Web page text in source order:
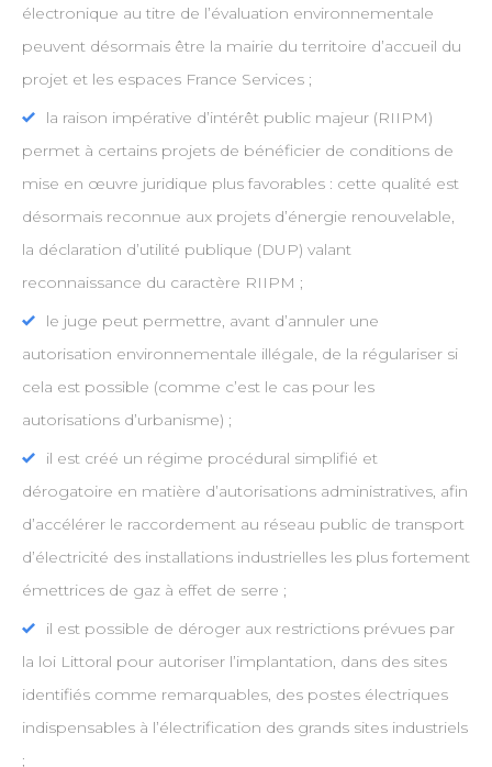
électronique au titre de l’évaluation environnementale
peuvent désormais être la mairie du territoire d’accueil du
projet et les espaces France Services ;
la raison impérative d’intérêt public majeur (RIIPM)
permet à certains projets de bénéficier de conditions de
mise en œuvre juridique plus favorables : cette qualité est
désormais reconnue aux projets d’énergie renouvelable,
la déclaration d’utilité publique (DUP) valant
reconnaissance du caractère RIIPM ;
le juge peut permettre, avant d’annuler une
autorisation environnementale illégale, de la régulariser si
cela est possible (comme c’est le cas pour les
autorisations d’urbanisme) ;
il est créé un régime procédural simplifié et
dérogatoire en matière d’autorisations administratives, afin
d’accélérer le raccordement au réseau public de transport
d’électricité des installations industrielles les plus fortement
émettrices de gaz à effet de serre ;
il est possible de déroger aux restrictions prévues par
la loi Littoral pour autoriser l’implantation, dans des sites
identifiés comme remarquables, des postes électriques
indispensables à l’électrification des grands sites industriels
;